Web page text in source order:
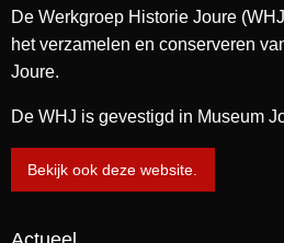
De Werkgroep Historie Joure
het verzamelen en conserveren
Joure.
De WHJ is gevestigd in Museum
Bekijk ook deze website.